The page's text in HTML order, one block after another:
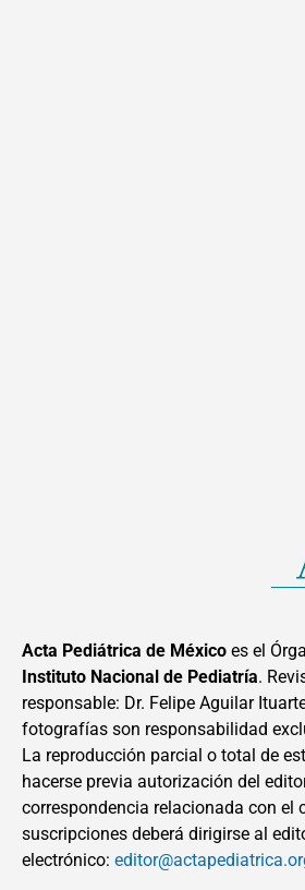
Acta Pediátrica de México es el
Instituto Nacional de Pediatría.
responsable: Dr. Felipe Aguilar
fotografías son responsabilidad
La reproducción parcial o total de
hacerse previa autorización del
correspondencia relacionada con el
suscripciones deberá dirigirse al
electrónico: